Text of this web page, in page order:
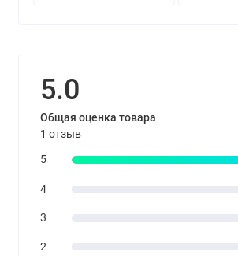
5.0
Общая оценка товара
1 отзыв
5
4
3
2